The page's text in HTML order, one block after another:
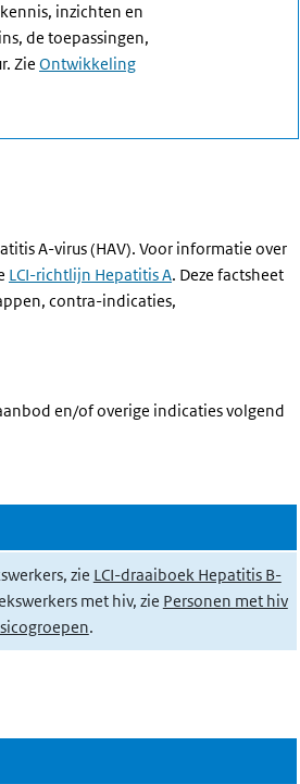
inzichten en
de toepassingen,
Zie Ontwikkeling
A-virus (HAV). Voor informatie over
LCI-richtlijn Hepatitis A. Deze factsheet
contra-indicaties,
en/of overige indicaties volgend
zie LCI-draaiboek Hepatitis B-
met hiv, zie Personen met hiv
.